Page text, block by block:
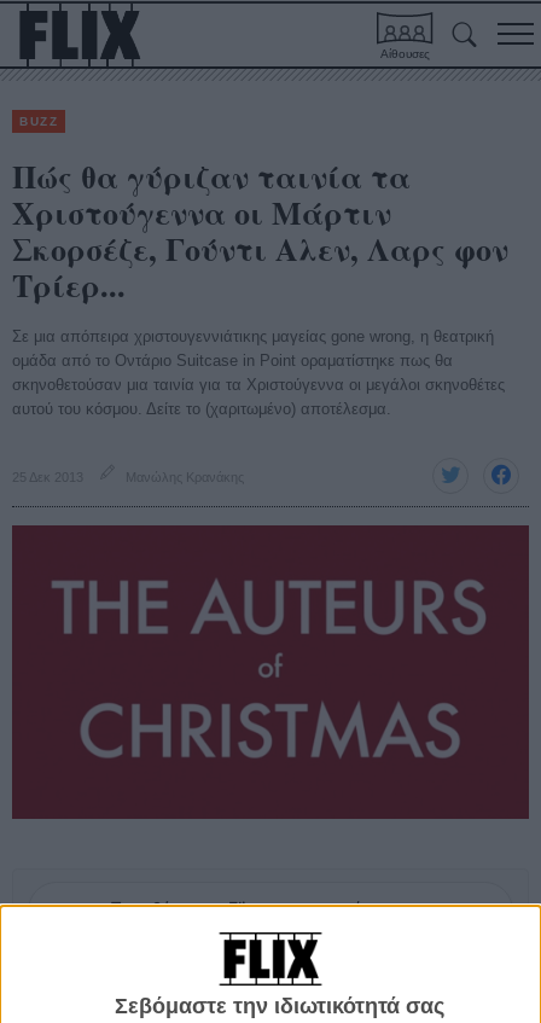
Σεβόμαστε την ιδιωτικότητά σας
Αίθουσες
BUZZ
Πώς θα γύριζαν ταινία τα
Χριστούγεννα οι Μάρτιν
Σκορσέζε, Γούντι Αλεν, Λαρς φον
Τρίερ...
Σε μια απόπειρα χριστουγεννιάτικης μαγείας gone wrong, η θεατρική
ομάδα από το Οντάριο Suitcase in Point οραματίστηκε πως θα
σκηνοθετούσαν μια ταινία για τα Χριστούγεννα οι μεγάλοι σκηνοθέτες
αυτού του κόσμου. Δείτε το (χαριτωμένο) αποτέλεσμα.
25 Δεκ 2013 Μανώλης Κρανάκης
Προσθέστε το Flix στις προτιμήσεις σας στο
Google
Τα Χριστούγεννα του Γούντι Αλεν θα ήταν νευρικά, του Λαρς φον